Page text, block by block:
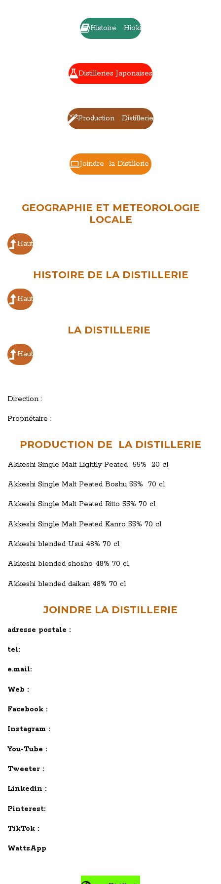
Histoire Hioki
Distilleries Japonaises
Production Distillerie
Joindre la Distillerie
GEOGRAPHIE ET METEOROLOGIE
LOCALE
Haut
HISTOIRE DE LA DISTILLERIE
Haut
LA DISTILLERIE
Haut
Direction :
Propriétaire :
PRODUCTION DE LA DISTILLERIE
Akkeshi Single Malt Lightly Peated 55% 20 cl
Akkeshi Single Malt Peated Boshu 55% 70 cl
Akkeshi Single Malt Peated Ritto 55% 70 cl
Akkeshi Single Malt Peated Kanro 55% 70 cl
Akkeshi blended Usui 48% 70 cl
Akkeshi blended shosho 48% 70 cl
Akkeshi blended daikan 48% 70 cl
JOINDRE LA DISTILLERIE
adresse postale :
tel:
e.mail:
Web :
Facebook :
Instagram :
You-Tube :
Tweeter :
Linkedin :
Pinterest:
TikTok :
WattsApp